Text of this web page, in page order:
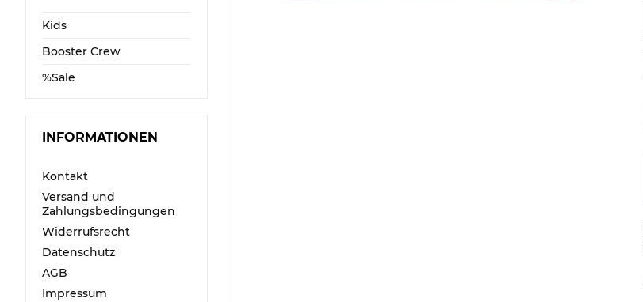
Kids
Booster Crew
%Sale
INFORMATIONEN
Kontakt
Versand und
Zahlungsbedingungen
Widerrufsrecht
Datenschutz
AGB
Impressum